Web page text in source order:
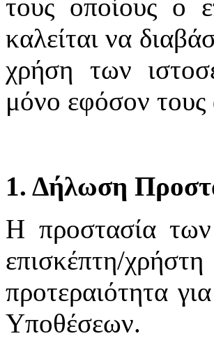
τους οποίους ο
καλείται να
χρήση των
μόνο εφόσον τους
1. Δήλωση
H προστασία
επισκέπτη/
προτεραιότητα
Υποθέσεων.